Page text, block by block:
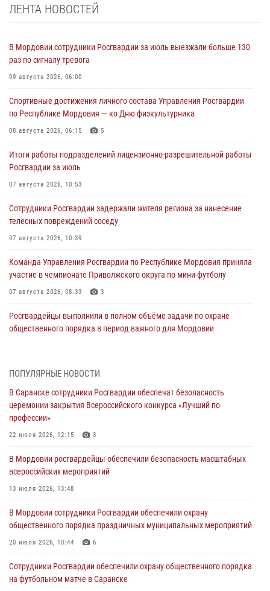
ЛЕНТА НОВОСТЕЙ
В Мордовии сотрудники Росгвардии за июль выезжали больше 130
раз по сигналу тревога
09 августа 2026, 06:00
Спортивные достижения личного состава Управления Росгвардии
по Республике Мордовия — ко Дню физкультурника
08 августа 2026, 06:15 5
Итоги работы подразделений лицензионно-разрешительной работы
Росгвардии за июль
07 августа 2026, 10:53
Сотрудники Росгвардии задержали жителя региона за нанесение
телесных повреждений соседу
07 августа 2026, 10:39
Команда Управления Росгвардии по Республике Мордовия приняла
участие в чемпионате Приволжского округа по мини-футболу
07 августа 2026, 08:33 3
Росгвардейцы выполнили в полном объёме задачи по охране
общественного порядка в период важного для Мордовии
участие в празднествах, посвящённых 25-летию канонизации
Фёдора Ушакова
06 августа 2026, 08:14
повредившего имущество в кафе
06 августа 2026, 07:03
незамедлительно
05 августа 2026, 15:04
подозреваемого в причинении телесных повреждений супруге
05 августа 2026, 12:34
ПОПУЛЯРНЫЕ НОВОСТИ
В Саранске сотрудники Росгвардии обеспечат безопасность
церемонии закрытия Всероссийского конкурса «Лучший по
профессии»
22 июля 2026, 12:15 3
В Мордовии росгвардейцы обеспечили безопасность масштабных
всероссийских мероприятий
13 июля 2026, 13:48
В Мордовии сотрудники Росгвардии обеспечили охрану
общественного порядка праздничных муниципальных мероприятий
20 июля 2026, 10:44 6
Сотрудники Росгвардии обеспечили охрану общественного порядка
на футбольном матче в Саранске